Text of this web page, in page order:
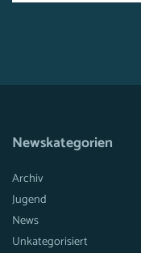
Newskategorien
Archiv
Jugend
News
Unkategorisiert